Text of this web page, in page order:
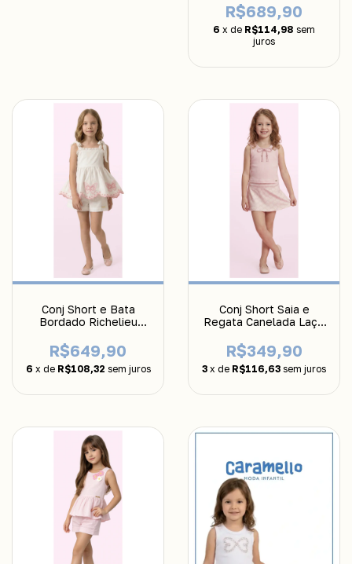
R$689,90
6 x de R$114,98 sem
juros
Conj Short e Bata
Bordado Richelieu
R$649,90
6 x de R$108,32 sem juros
Conj Short Saia e
Regata Canelada Laço
R$349,90
3 x de R$116,63 sem juros